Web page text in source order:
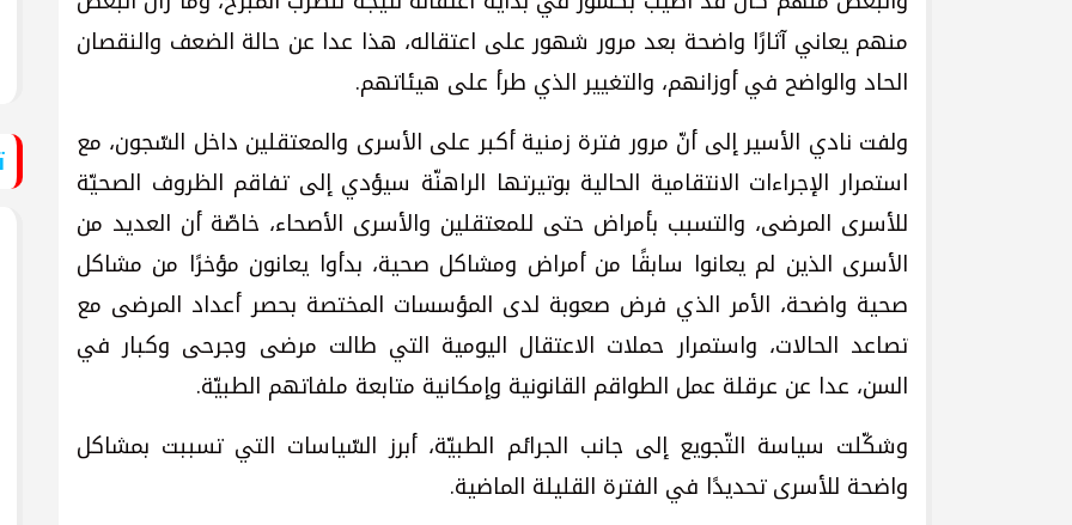
منهم يعاني آثارًا واضحة بعد مرور شهور على اعتقاله، هذا عدا عن حالة الضعف والنقصان
الحاد والواضح في أوزانهم، والتغيير الذي طرأ على هيئاتهم.
ولفت نادي الأسير إلى أنّ مرور فترة زمنية أكبر على الأسرى والمعتقلين داخل السّجون، مع
استمرار الإجراءات الانتقامية الحالية بوتيرتها الراهنّة سيؤدي إلى تفاقم الظروف الصحيّة
للأسرى المرضى، والتسبب بأمراض حتى للمعتقلين والأسرى الأصحاء، خاصّة أن العديد من
الأسرى الذين لم يعانوا سابقًا من أمراض ومشاكل صحية، بدأوا يعانون مؤخرًا من مشاكل
صحية واضحة، الأمر الذي فرض صعوبة لدى المؤسسات المختصة بحصر أعداد المرضى مع
تصاعد الحالات، واستمرار حملات الاعتقال اليومية التي طالت مرضى وجرحى وكبار في
السن، عدا عن عرقلة عمل الطواقم القانونية وإمكانية متابعة ملفاتهم الطبيّة.
وشكّلت سياسة التّجويع إلى جانب الجرائم الطبيّة، أبرز السّياسات التي تسببت بمشاكل
واضحة للأسرى تحديدًا في الفترة القليلة الماضية.